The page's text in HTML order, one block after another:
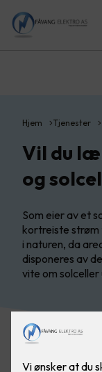
Hjem Tjenester
Vil du
og
Som eier av et
kortreiste strøm
i naturen, da
disponeres av
vite om solceller